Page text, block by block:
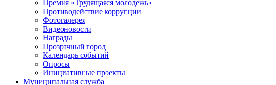
Премия «Трудящаяся молодежь»
Противодействие коррупции
Фотогалерея
Видеоновости
Награды
Прозрачный город
Календарь событий
Опросы
Инициативные проекты
Муниципальная служба